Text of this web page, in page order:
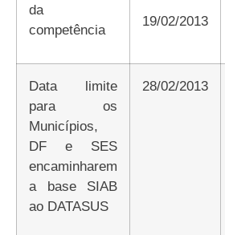
da
competência
19/02/2013
Data limite
para os
Municípios,
DF e SES
encaminharem
a base SIAB
ao DATASUS
28/02/2013